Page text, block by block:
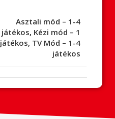
Asztali mód – 1-4
játékos, Kézi mód – 1
játékos, TV Mód – 1-4
játékos